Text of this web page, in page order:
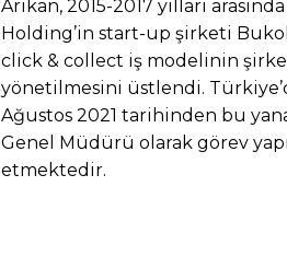
Arıkan, 2015-2017 yılları
Holding’in start-up şirketi
click & collect iş modelinin
yönetilmesini üstlendi.
Ağustos 2021 tarihinden bu
Genel Müdürü olarak görev
etmektedir.